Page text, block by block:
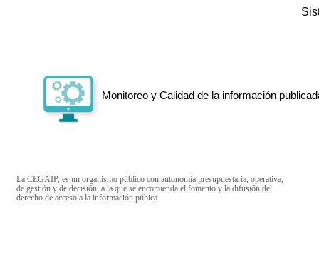
Monitoreo y Calidad de la información
La CEGAIP, es un organismo público con autonomía presupuestaria, operativa,
de gestión y de decisión, a la que se encomienda el fomento y la difusión del
derecho de acceso a la información púbica.